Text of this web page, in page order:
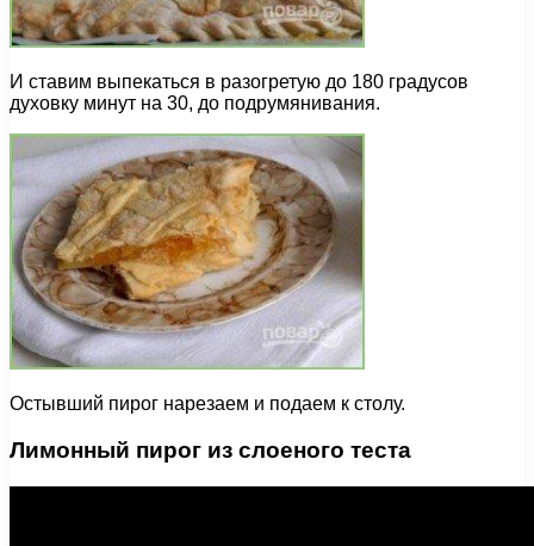
И ставим выпекаться в разогретую до 180 градусов
духовку минут на 30, до подрумянивания.
Остывший пирог нарезаем и подаем к столу.
Лимонный пирог из слоеного теста